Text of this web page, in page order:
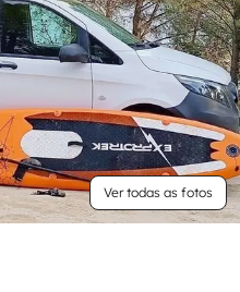
Ver todas as fotos